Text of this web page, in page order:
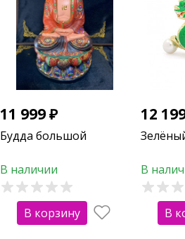
11 999₽
Будда большой
В наличии
В корзину
12
В
В